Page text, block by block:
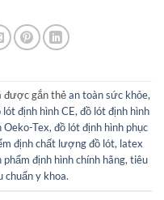
được gắn thẻan toàn sức khỏe,
lót định hình CE, đồ lót định hình
Oeko-Tex, đồ lót định hình phục
định chất lượng đồ lót, latex
phẩm định hình chính hãng, tiêu
chuẩn y khoa.